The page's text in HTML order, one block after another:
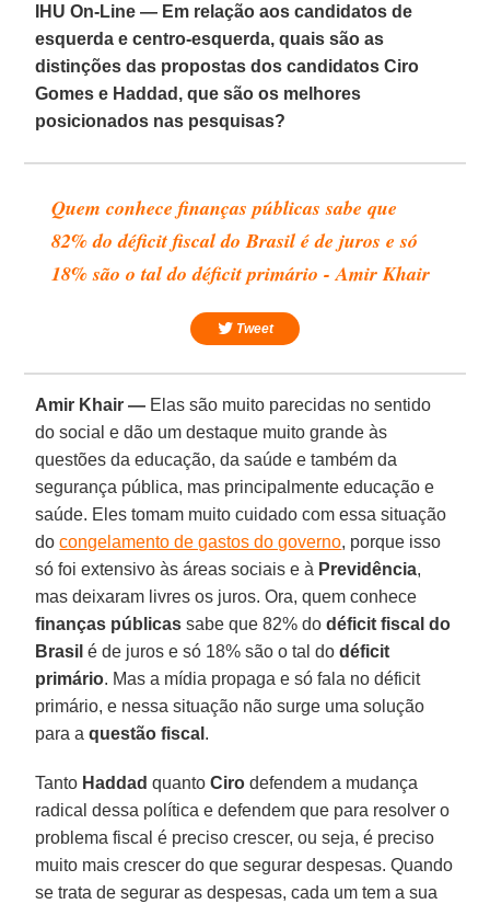
IHU On-Line — Em relação aos candidatos de
esquerda e centro-esquerda, quais são as
distinções das propostas dos candidatos Ciro
Gomes e Haddad, que são os melhores
posicionados nas pesquisas?
Quem conhece finanças públicas sabe que
82% do déficit fiscal do Brasil é de juros e só
18% são o tal do déficit primário - Amir Khair
Tweet
Amir Khair — Elas são muito parecidas no sentido
do social e dão um destaque muito grande às
questões da educação, da saúde e também da
segurança pública, mas principalmente educação e
saúde. Eles tomam muito cuidado com essa situação
docongelamento de gastos do governo, porque isso
só foi extensivo às áreas sociais e à Previdência,
mas deixaram livres os juros. Ora, quem conhece
finanças públicas sabe que 82% dodéficit fiscal do
Brasil é de juros e só 18% são o tal do déficit
primário. Mas a mídia propaga e só fala no déficit
primário, e nessa situação não surge uma solução
para aquestão fiscal .
Tanto Haddad quantoCiro defendem a mudança
radical dessa política e defendem que para resolver o
problema fiscal é preciso crescer, ou seja, é preciso
muito mais crescer do que segurar despesas. Quando
se trata de segurar as despesas, cada um tem a sua